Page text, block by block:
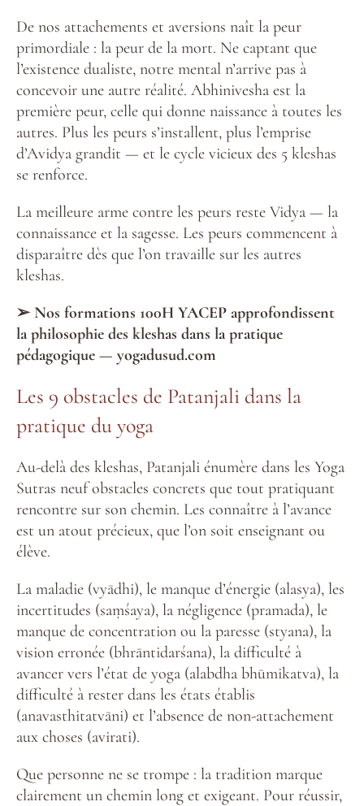
De nos attachements et aversions naît la peur
primordiale : la peur de la mort. Ne captant que
l’existence dualiste, notre mental n’arrive pas à
concevoir une autre réalité. Abhinivesha est la
première peur, celle qui donne naissance à toutes les
autres. Plus les peurs s’installent, plus l’emprise
d’Avidya grandit — et le cycle vicieux des 5 kleshas
se renforce.
La meilleure arme contre les peurs reste Vidya — la
connaissance et la sagesse. Les peurs commencent à
disparaître dès que l’on travaille sur les autres
kleshas.
➢ Nos formations 100H YACEP approfondissent
la philosophie des kleshas dans la pratique
pédagogique — yogadusud.com
Les 9 obstacles de Patanjali dans la
pratique du yoga
Au-delà des kleshas, Patanjali énumère dans les Yoga
Sutras neuf obstacles concrets que tout pratiquant
rencontre sur son chemin. Les connaître à l’avance
est un atout précieux, que l’on soit enseignant ou
élève.
La maladie (vyādhi), le manque d’énergie (alasya), les
incertitudes (saṃśaya), la négligence (pramada), le
manque de concentration ou la paresse (styana), la
vision erronée (bhrāntidarśana), la difficulté à
avancer vers l’état de yoga (alabdha bhūmikatva), la
difficulté à rester dans les états établis
(anavasthitatvāni) et l’absence de non-attachement
aux choses (avirati).
Que personne ne se trompe : la tradition marque
clairement un chemin long et exigeant. Pour réussir,